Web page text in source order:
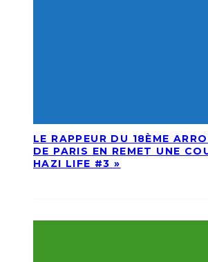
LE RAPPEUR DU 18ÈME
DE PARIS EN REMET UNE
HAZI LIFE #3 »